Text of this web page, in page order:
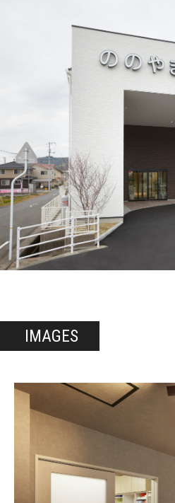
IMAGES